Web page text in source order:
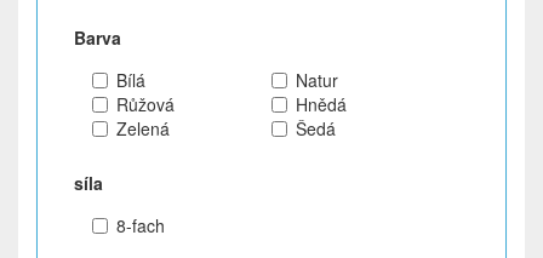
Barva
Bílá
Natur
Růžová
Hnědá
Zelená
Šedá
síla
8-fach